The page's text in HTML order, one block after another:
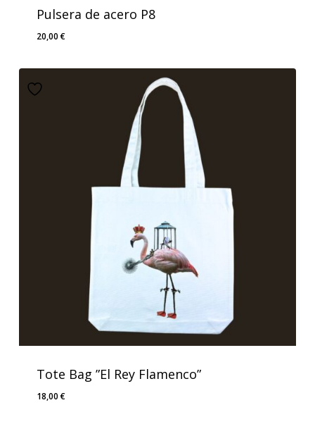
Pulsera de acero P8
20,00€
Tote Bag ”El Rey Flamenco”
18,00€